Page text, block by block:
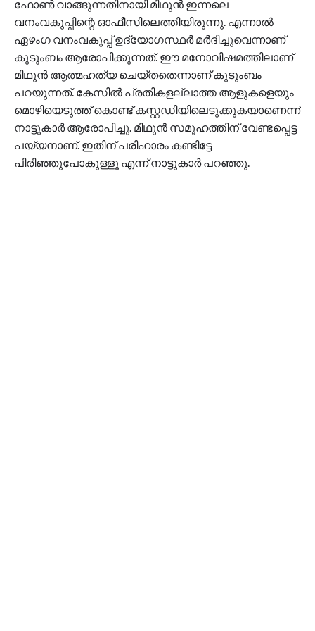
ഫോൺ വാങ്ങുന്നതിനായി മിഥുൻ ഇന്നലെ
വനംവകുപ്പിന്റെ ഓഫീസിലെത്തിയിരുന്നു. എന്നാൽ
ഏഴംഗ വനംവകുപ്പ് ഉദ്യോഗസ്ഥർ മർദിച്ചുവെന്നാണ്
കുടുംബം ആരോപിക്കുന്നത്. ഈ മനോവിഷമത്തിലാണ്
മിഥുൻ ആത്മഹത്യ ചെയ്തതെന്നാണ് കുടുംബം
പറയുന്നത്. കേസിൽ പ്രതികളല്ലാത്ത ആളുകളെയും
മൊഴിയെടുത്ത് കൊണ്ട് കസ്റ്റഡിയിലെടുക്കുകയാണെന്ന്
നാട്ടുകാർ ആരോപിച്ചു. മിഥുൻ സമൂഹത്തിന് വേണ്ടപ്പെട്ട
പയ്യനാണ്. ഇതിന് പരിഹാരം കണ്ടിട്ടേ
പിരിഞ്ഞുപോകുള്ളൂ എന്ന് നാട്ടുകാർ പറഞ്ഞു.